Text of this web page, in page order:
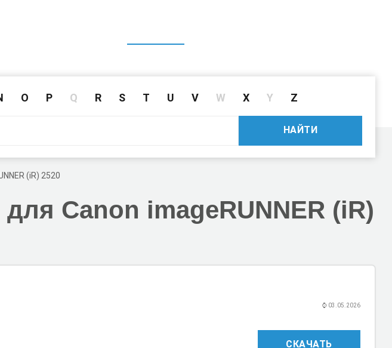
O P Q R S T U V W X Y Z
НАЙТИ
(iR) 2520
Canon imageRUNNER (iR)
⌚ 03.05.2026
СКАЧАТЬ